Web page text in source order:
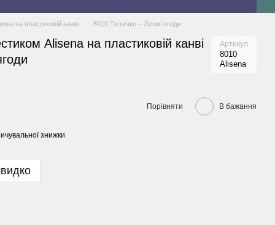
на пластиковій канві 8010 Тістечко – Лісові ягоди
Alisena на пластиковій канві
Артикул
8010
Alisena
Порівняти В бажання
знижки